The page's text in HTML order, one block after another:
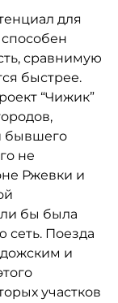
для
сравнимую
быстрее.
“Чижик”
бывшего
не
Ржевки и
бы была
сеть. Поезда
и
участков